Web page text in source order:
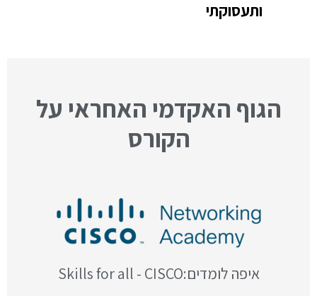
ותעסוקתי
הגוף האקדמי האחראי על
הקורס
איפה לומדים:Skills for all - CISCO